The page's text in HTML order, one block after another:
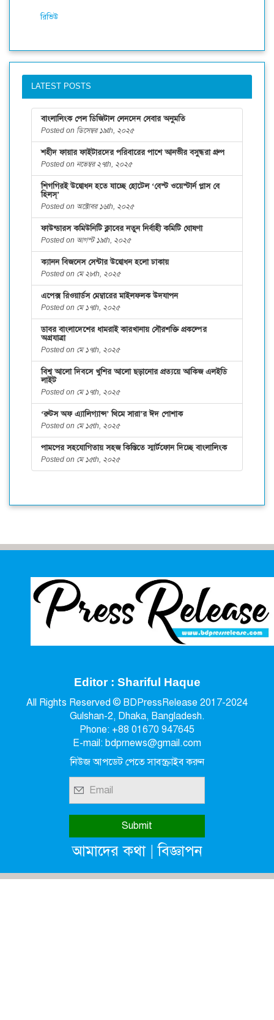
রিভিউ
LATEST POSTS
বাংলালিংক পেল ডিজিটাল লেনদেন সেবার অনুমতি
Posted on ডিসেম্বর ১৯th, ২০২৫
শহীদ ফায়ার ফাইটারদের পরিবারের পাশে আনভীর বসুন্ধরা গ্রুপ
Posted on নভেম্বর ২৭th, ২০২৫
শিগগিরই উদ্বোধন হতে যাচ্ছে হোটেল ‘বেস্ট ওয়েস্টার্ন প্লাস বে
হিলস্’
Posted on অক্টোবর ১৬th, ২০২৫
ফাউন্ডারস কমিউনিটি ক্লাবের নতুন নির্বাহী কমিটি ঘোষণা
Posted on আগস্ট ১৯th, ২০২৫
ক্যানন বিজনেস সেন্টার উদ্বোধন হলো ঢাকায়
Posted on মে ২৮th, ২০২৫
এপেক্স রিওয়ার্ডস মেম্বারের মাইলফলক উদযাপন
Posted on মে ১৭th, ২০২৫
ডাবর বাংলাদেশের ধামরাই কারখানায় সৌরশক্তি প্রকল্পের
অগ্রযাত্রা
Posted on মে ১৭th, ২০২৫
বিশ্ব আলো দিবসে খুশির আলো ছড়ানোর প্রত্যয়ে আকিজ এলইডি
লাইট
Posted on মে ১৭th, ২০২৫
‘রুটস অফ এ্যালিগ্যান্স’ থিমে সারা’র ঈদ পোশাক
Posted on মে ১৫th, ২০২৫
পামপের সহযোগিতায় সহজ কিস্তিতে স্মার্টফোন দিচ্ছে বাংলালিংক
Posted on মে ১৫th, ২০২৫
Editor : Shariful Haque
All Rights Reserved © BDPressRelease 2017-2024
Gulshan-2, Dhaka, Bangladesh.
Phone: +88 01670 947645
E-mail: bdprnews@gmail.com
নিউজ আপডেট পেতে সাবস্ক্রাইব করুন
আমাদের কথা|বিজ্ঞাপন